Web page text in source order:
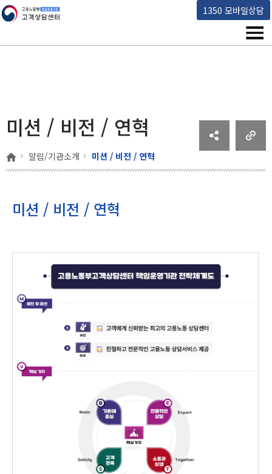
1350 모바일상담
고용노동부 책임운영기관 고객상담센터
메
미션 / 비전 / 연혁
홈 알림/기관소개 미션 / 비전 / 연혁
미션 / 비전 / 연혁